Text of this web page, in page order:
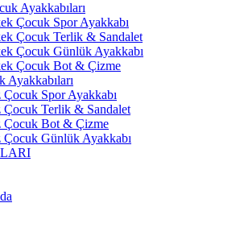
Ayakkabıları
Çocuk Spor Ayakkabı
Çocuk Terlik & Sandalet
Çocuk Günlük Ayakkabı
Çocuk Bot & Çizme
Ayakkabıları
Çocuk Spor Ayakkabı
Çocuk Terlik & Sandalet
Çocuk Bot & Çizme
Çocuk Günlük Ayakkabı